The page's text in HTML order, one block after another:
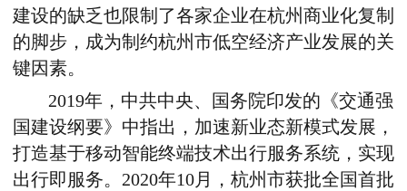
建设的缺乏也限制了各家企业在杭州商业化复制
的脚步，成为制约杭州市低空经济产业发展的关
键因素。
2019年，中共中央、国务院印发的《交通强
国建设纲要》中指出，加速新业态新模式发展，
打造基于移动智能终端技术出行服务系统，实现
出行即服务。2020年10月，杭州市获批全国首批